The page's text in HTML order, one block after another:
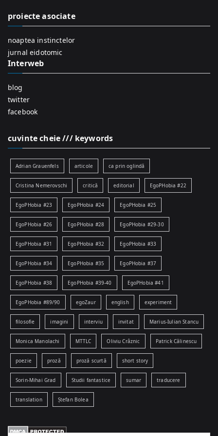
o
proiecte asociate
noaptea instinctelor
jurnal eidotomic
Interweb
blog
twitter
facebook
cuvinte cheie /// keywords
Adrian Grauenfels articole ca prin oglindă
Cristina Nemerovschi critică editorial EgoPHobia #22
EgoPHobia #23 EgoPHobia #24 EgoPHobia #25
EgoPHobia #26 EgoPHobia #28 EgoPHobia #29-30
EgoPHobia #31 EgoPHobia #32 EgoPHobia #33
EgoPHobia #34 EgoPHobia #35 EgoPHobia #37
EgoPHobia #38 EgoPHobia #39-40 EgoPHobia #41
EgoPHobia #89/90 egoZaur english experiment
filosofie imagini interviu invitat Marius-Iulian Stancu
Monica Manolachi MTTLC Oliviu Crâznic Patrick Călinescu
poezie proză proză scurtă short story
Sorin-Mihai Grad Studii fantastice sumar traducere
translation Ștefan Bolea